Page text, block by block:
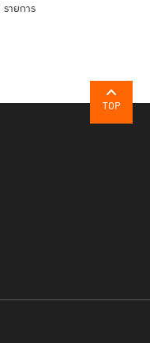
ายการ
TOP